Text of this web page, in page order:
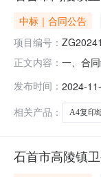
中标｜合同公告
项目编号：
正文内容： 一、合
街D47
发布时间： 2024-
相关产品：
A4复印
石首市高陵镇